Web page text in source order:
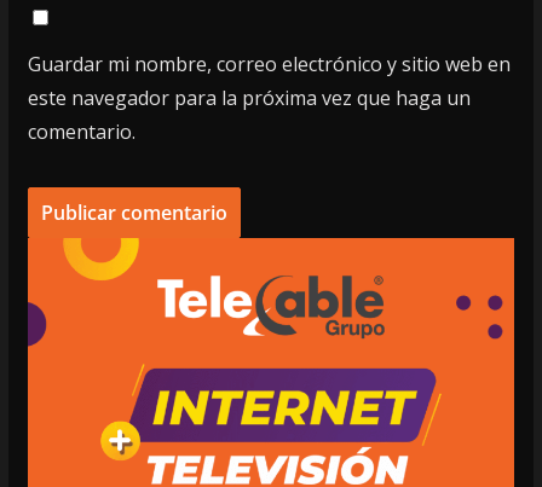
Guardar mi nombre, correo electrónico y sitio web en
este navegador para la próxima vez que haga un
comentario.